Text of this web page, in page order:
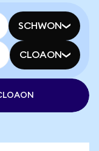
SCHWON
CLOAON